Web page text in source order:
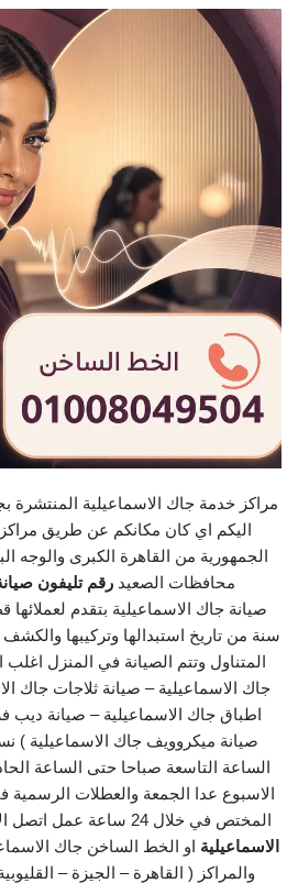
مراكز خدمة جاك الاسماعيلية المنتشرة
اليكم اي كان مكانكم عن طريق
الجمهورية من القاهرة الكبرى والوجه
محافظات الصعيد رقم تليفون
صيانة جاك الاسماعيلية بتقدم لعملائها
سنة من تاريخ استبدالها وتركيبها
المتناول وتتم الصيانة في المنزل
جاك الاسماعيلية – صيانة ثلاجات جاك
اطباق جاك الاسماعيلية – صيانة ديب
صيانة ميكروويف جاك الاسماعيلية )
الساعة التاسعة صباحا حتى الساعة
الاسبوع عدا الجمعة والعطلات
المختص في خلال 24 ساعة عمل اتصل الان على
الاسماعيلية او الخط الساخن جاك
والمراكز ( القاهرة – الجيزة –